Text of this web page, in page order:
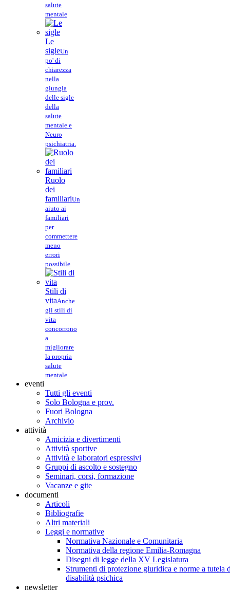
salute
mentale
Le
sigleUn
po' di
chiarezza
nella
giungla
delle sigle
della
salute
mentale e
Neuro
psichiatria.
Ruolo
dei
familiariUn
aiuto ai
familiari
per
commettere
meno
errori
possibile
Stili di
vitaAnche
gli stili di
vita
concorrono
a
migliorare
la propria
salute
mentale
eventi
Tutti gli eventi
Solo Bologna e prov.
Fuori Bologna
Archivio
attività
Amicizia e divertimenti
Attività sportive
Attività e laboratori espressivi
Gruppi di ascolto e sostegno
Seminari, corsi, formazione
Vacanze e gite
documenti
Articoli
Bibliografie
Altri materiali
Leggi e normative
Normativa Nazionale e Comunitaria
Normativa della regione Emilia-Romagna
Disegni di legge della XV Legislatura
Strumenti di protezione giuridica e norme a tutela
disabilità psichica
newsletter